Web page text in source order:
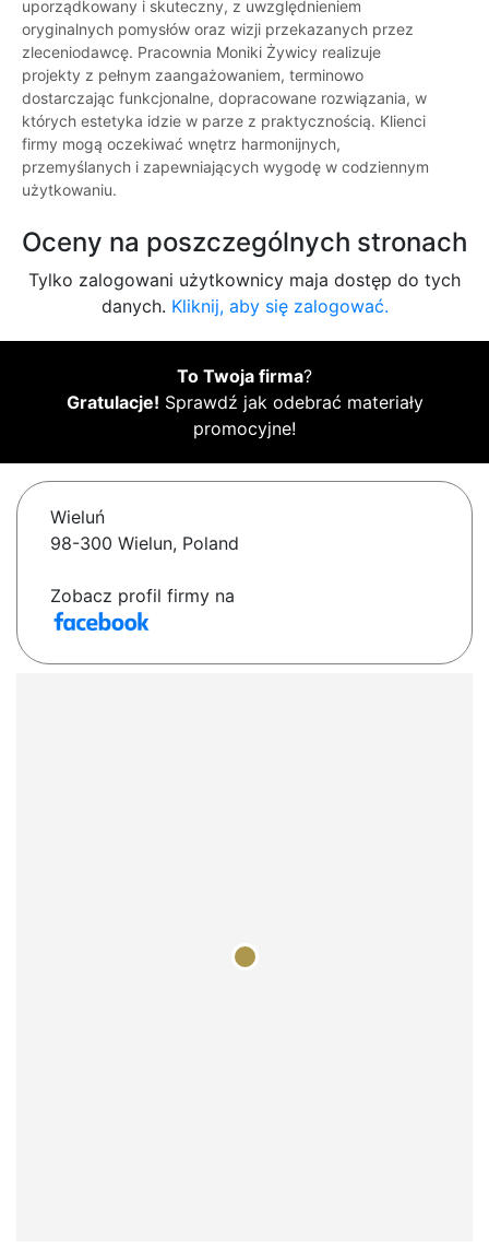
uporządkowany i skuteczny, z uwzględnieniem
oryginalnych pomysłów oraz wizji przekazanych przez
zleceniodawcę. Pracownia Moniki Żywicy realizuje
projekty z pełnym zaangażowaniem, terminowo
dostarczając funkcjonalne, dopracowane rozwiązania, w
których estetyka idzie w parze z praktycznością. Klienci
firmy mogą oczekiwać wnętrz harmonijnych,
przemyślanych i zapewniających wygodę w codziennym
użytkowaniu.
Oceny na poszczególnych stronach
Tylko zalogowani użytkownicy maja dostęp do tych
danych. Kliknij, aby się zalogować.
To Twoja firma?
Gratulacje! Sprawdź jak odebrać materiały
promocyjne!
Wieluń
98-300 Wielun, Poland
Zobacz profil firmy na